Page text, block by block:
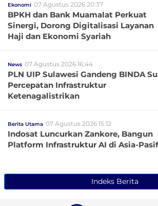
Ekonomi 07 Agustus 2026 20:37
BPKH dan Bank Muamalat Perkuat
Sinergi, Dorong Digitalisasi Layanan
Haji dan Ekonomi Syariah
News 07 Agustus 2026 16:44
PLN UIP Sulawesi Gandeng BINDA
Percepatan Infrastruktur
Ketenagalistrikan
Berita Utama 07 Agustus 2026 15:12
Indosat Luncurkan Zankore, Bangun
Platform Infrastruktur AI di Asia-
Indeks Berita